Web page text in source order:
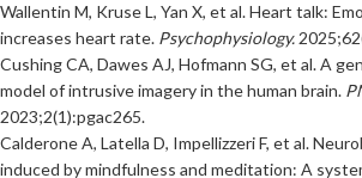
Wallentin M, Kruse L, Yan X, et al. Heart talk:
increases heart rate. Psychophysiology.
Cushing CA, Dawes AJ, Hofmann SG, et al. A
model of intrusive imagery in the human brain.
2023;2(1):pgac265.
Calderone A, Latella D, Impellizzeri F, et al.
induced by mindfulness and meditation: A